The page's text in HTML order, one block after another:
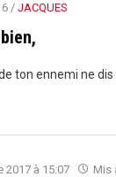
/ JACQUES
ton ennemi ne
2017 à 15:07
Mis